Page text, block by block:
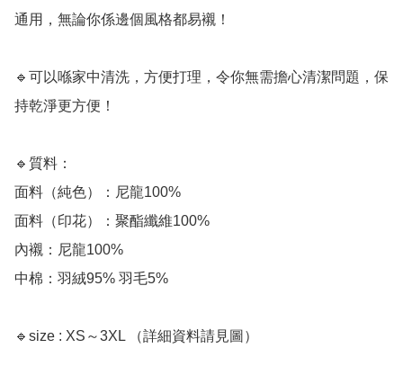
通用，無論你係邊個風格都易襯！
🔹可以喺家中清洗，方便打理，令你無需擔心清潔問題，保
持乾淨更方便！
🔹質料：
面料（純色）：尼龍100%
面料（印花）：聚酯纖維100%
內襯：尼龍100%
中棉：羽絨95% 羽毛5%
🔹size : XS～3XL （詳細資料請見圖）